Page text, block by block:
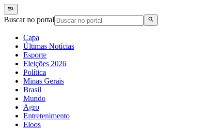
Buscar no portal
Capa
Últimas Notícias
Esporte
Eleições 2026
Política
Minas Gerais
Brasil
Mundo
Agro
Entretenimento
Eloos